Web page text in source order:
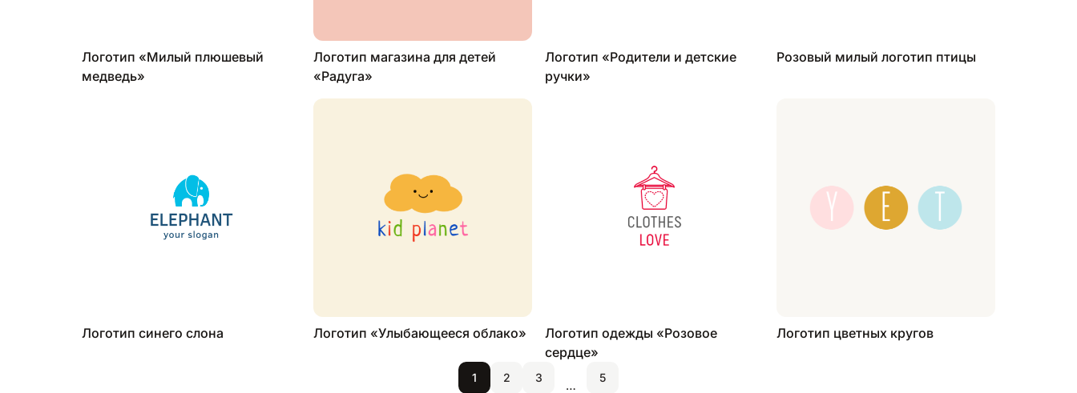
Логотип «Милый плюшевый
медведь»
Логотип магазина для детей
«Радуга»
Логотип «Родители и детские
ручки»
Розовый милый логотип птицы
Логотип синего слона Логотип «Улыбающееся облако»
Логотип одежды «Розовое
сердце»
Логотип цветных кругов
1 2 3
…
5